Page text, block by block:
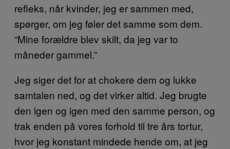
refleks, når kvinder, jeg er sammen med,
spørger, om jeg føler det samme som dem.
“Mine forældre blev skilt, da jeg var to
måneder gammel.”
Jeg siger det for at chokere dem og lukke
samtalen ned, og det virker altid. Jeg brugte
den igen og igen med den samme person, og
trak enden på vores forhold til tre års tortur,
hvor jeg konstant mindede hende om, at jeg